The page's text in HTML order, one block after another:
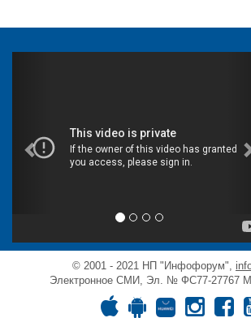
© 2001 - 2021 НП "Инфофорум",
Электронное СМИ, Эл. № ФС77-27767